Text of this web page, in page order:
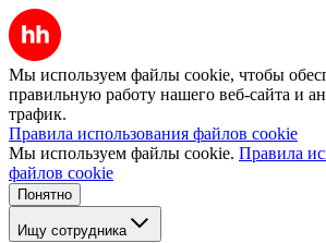
Мы используем файлы cookie, чтобы
правильную работу нашего веб-сайта и
трафик.
Правила использования файлов cookie
Мы используем файлы cookie. Правила
файлов cookie
Понятно
Ищу сотрудника